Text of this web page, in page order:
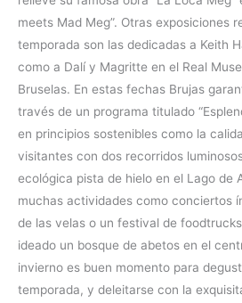
meets Mad Meg”. Otras exposiciones
temporada son las dedicadas a Keith
como a Dalí y Magritte en el Real
Bruselas. En estas fechas Brujas
través de un programa titulado
en principios sostenibles como la
visitantes con dos recorridos
ecológica pista de hielo en el Lago de
muchas actividades como conciertos
de las velas o un festival de
ideado un bosque de abetos en el
invierno es buen momento para
temporada, y deleitarse con la